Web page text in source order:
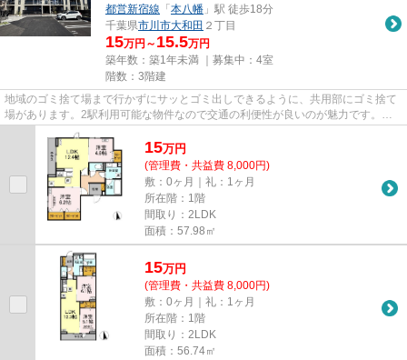
都営新宿線 「 本八幡 」駅 徒歩18分
千葉県市川市大和田 ２丁目
15万円～ 15.5万円
築年数：築1年未満 ｜募集中： 4室
階数：3階建
地域のゴミ捨て場まで行かずにサッとゴミ出しできるように、共用部にゴミ捨て
場があります。2駅利用可能な物件なので交通の利便性が良いのが魅力です。こ
ちらは初期費用をカードでお支...
15万円
(管理費・共益費 8,000円)
敷：0ヶ月｜礼：1ヶ月
所在階：1階
間取り：2LDK
面積：57.98㎡
15万円
(管理費・共益費 8,000円)
敷：0ヶ月｜礼：1ヶ月
所在階：1階
間取り：2LDK
面積：56.74㎡